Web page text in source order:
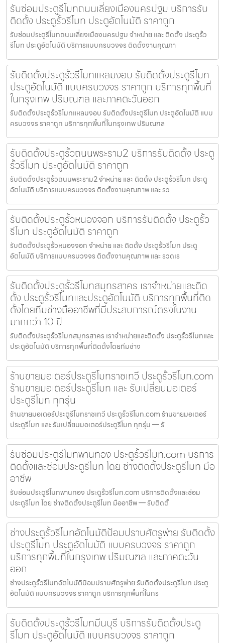
รับซ่อมประตูรีโมทถนนเลี่ยงเมืองนครปฐม บริการรับ
ติดตั้ง ประตูรั้วรีโมท ประตูอัตโนมัติ ราคาถูก
รับซ่อมประตูรีโมทถนนเลี่ยงเมืองนครปฐม จำหน่าย และ ติดตั้ง ประตูรั้ว
รีโมท ประตูอัตโนมัติ บริการแบบครบวงจร ติดตั้งงานคุณภา
รับติดตั้งประตูรั้วรีโมทแหลมงอบ รับติดตั้งประตูรีโมท
ประตูอัตโนมัติ แบบครบวงจร ราคาถูก บริการทุกพื้นที่
ในกรุงเทพ ปริมณฑล และภาคตะวันออก
รับติดตั้งประตูรั้วรีโมทแหลมงอบ รับติดตั้งประตูรีโมท ประตูอัตโนมัติ แบบ
ครบวงจร ราคาถูก บริการทุกพื้นที่ในกรุงเทพ ปริมณฑล
รับติดตั้งประตูรั้วถนนพระราม2 บริการรับติดตั้ง ประตู
รั้วรีโมท ประตูอัตโนมัติ ราคาถูก
รับติดตั้งประตูรั้วถนนพระราม2 จำหน่าย และ ติดตั้ง ประตูรั้วรีโมท ประตู
อัตโนมัติ บริการแบบครบวงจร ติดตั้งงานคุณภาพ และ รว
รับติดตั้งประตูรั้วหนองจอก บริการรับติดตั้ง ประตูรั้ว
รีโมท ประตูอัตโนมัติ ราคาถูก
รับติดตั้งประตูรั้วหนองจอก จำหน่าย และ ติดตั้ง ประตูรั้วรีโมท ประตู
อัตโนมัติ บริการแบบครบวงจร ติดตั้งงานคุณภาพ และ รวดเร
รับติดตั้งประตูรั้วรีโมทสมุทรสาคร เราจำหน่ายและติด
ตั้ง ประตูรั้วรีโมทและประตูอัตโนมัติ บริการทุกพื้นที่ติด
ตั้งโดยทีมช่างมืออาชีพที่มีประสบการณ์ตรงในงาน
มากกว่า 10 ปี
รับติดตั้งประตูรั้วรีโมทสมุทรสาคร เราจำหน่ายและติดตั้ง ประตูรั้วรีโมทและ
ประตูอัตโนมัติ บริการทุกพื้นที่ติดตั้งโดยทีมช่าง
ร้านขายมอเตอร์ประตูรีโมทราชเทวี ประตูรั้วรีโมท.com
ร้านขายมอเตอร์ประตูรีโมท และ รับเปลี่ยนมอเตอร์
ประตูรีโมท ทุกรุ่น
ร้านขายมอเตอร์ประตูรีโมทราชเทวี ประตูรั้วรีโมท.com ร้านขายมอเตอร์
ประตูรีโมท และ รับเปลี่ยนมอเตอร์ประตูรีโมท ทุกรุ่น — รั
รับซ่อมประตูรีโมทพานทอง ประตูรั้วรีโมท.com บริการ
ติดตั้งและซ่อมประตูรีโมท โดย ช่างติดตั้งประตูรีโมท มือ
อาชีพ
รับซ่อมประตูรีโมทพานทอง ประตูรั้วรีโมท.com บริการติดตั้งและซ่อม
ประตูรีโมท โดย ช่างติดตั้งประตูรีโมท มืออาชีพ — รับติดตั้
ช่างประตูรั้วรีโมทอัตโนมัติป้อมปราบศัตรูพ่าย รับติดตั้ง
ประตูรีโมท ประตูอัตโนมัติ แบบครบวงจร ราคาถูก
บริการทุกพื้นที่ในกรุงเทพ ปริมณฑล และภาคตะวัน
ออก
ช่างประตูรั้วรีโมทอัตโนมัติป้อมปราบศัตรูพ่าย รับติดตั้งประตูรีโมท ประตู
อัตโนมัติ แบบครบวงจร ราคาถูก บริการทุกพื้นที่ในกร
รับติดตั้งประตูรั้วรีโมทมีนบุรี บริการรับติดตั้งประตู
รีโมท ประตูอัตโนมัติ แบบครบวงจร ราคาถูก